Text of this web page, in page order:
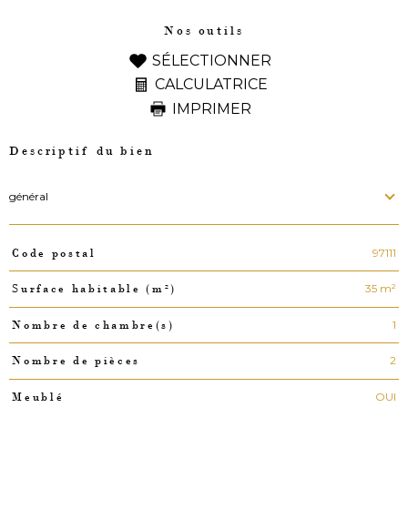
Nos outils
SÉLECTIONNER
CALCULATRICE
IMPRIMER
Descriptif du bien
général
TRAD_PAMPERO_Caracteristique
Code postal 97111
Surface habitable (m²) 35 m²
Nombre de chambre(s) 1
Nombre de pièces 2
Meublé OUI